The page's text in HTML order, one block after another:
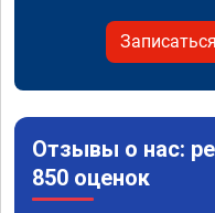
Записаться
Отзывы о нас:
850 оценок